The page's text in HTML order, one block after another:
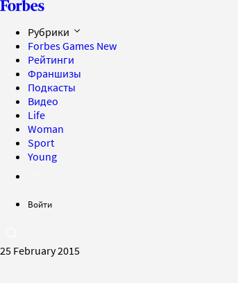
Рубрики
Forbes Games New
Рейтинги
Франшизы
Подкасты
Видео
Life
Woman
Sport
Young
Войти
25 February 2015